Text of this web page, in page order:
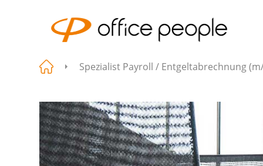
Spezialist Payroll / Entgeltabrechnung